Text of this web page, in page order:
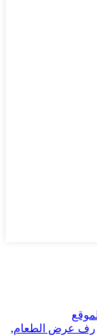
رف عرض الطعام,